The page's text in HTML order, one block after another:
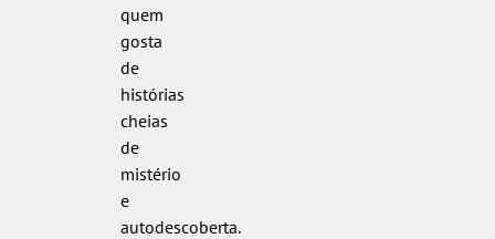
quem
gosta
de
histórias
cheias
de
mistério
e
autodescoberta.